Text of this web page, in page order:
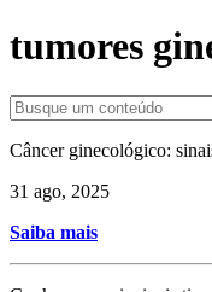
tumores
Câncer ginecológico:
31 ago, 2025
Saiba mais